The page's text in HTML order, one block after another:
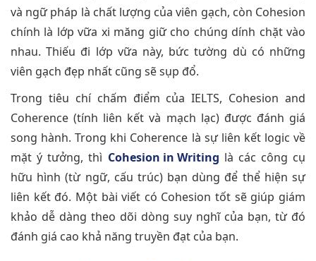
và ngữ pháp là chất lượng của viên gạch, còn Cohesion
chính là lớp vữa xi măng giữ cho chúng dính chặt vào
nhau. Thiếu đi lớp vữa này, bức tường dù có những
viên gạch đẹp nhất cũng sẽ sụp đổ.
Trong tiêu chí chấm điểm của IELTS, Cohesion and
Coherence (tính liên kết và mạch lạc) được đánh giá
song hành. Trong khi Coherence là sự liên kết logic về
mặt ý tưởng, thì Cohesion in Writing là các công cụ
hữu hình (từ ngữ, cấu trúc) bạn dùng để thể hiện sự
liên kết đó. Một bài viết có Cohesion tốt sẽ giúp giám
khảo dễ dàng theo dõi dòng suy nghĩ của bạn, từ đó
đánh giá cao khả năng truyền đạt của bạn.